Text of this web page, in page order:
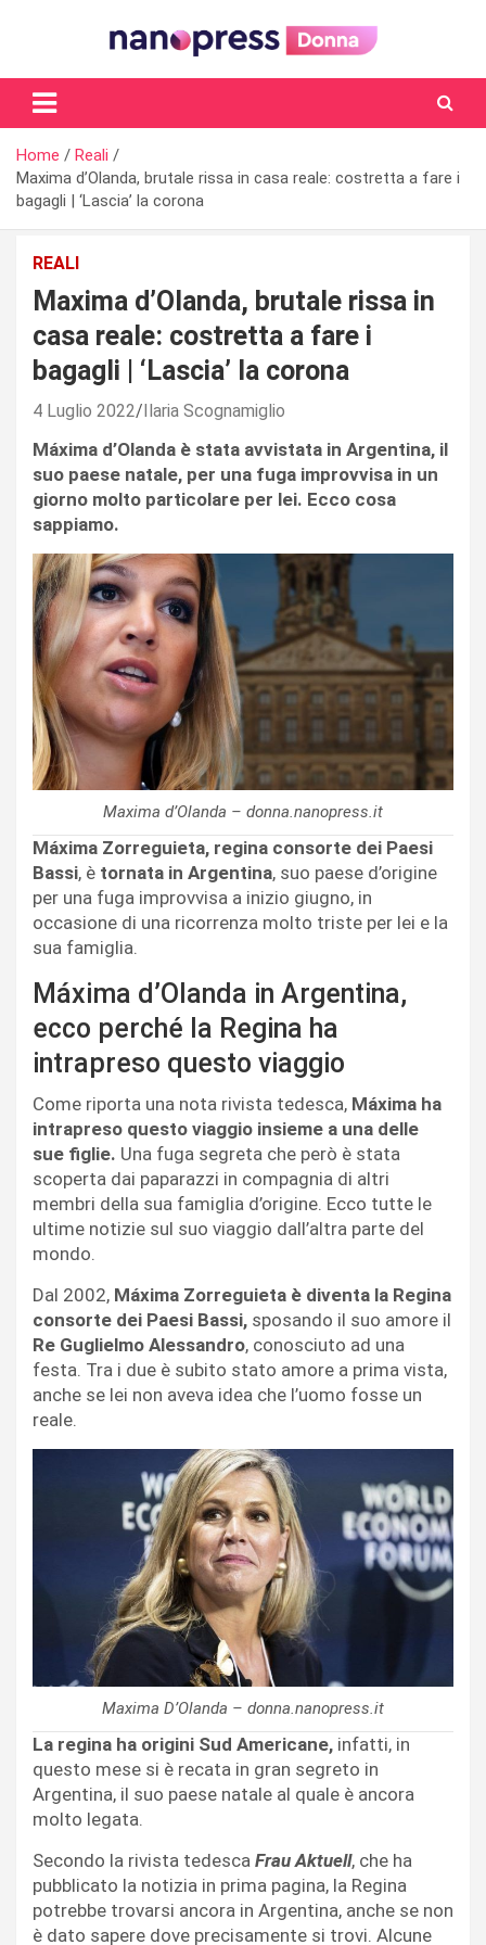
Il magazine femminile di Nanopress.it
Home
Reali
Maxima d’Olanda, brutale rissa in casa reale: costretta a fare i
bagagli | ‘Lascia’ la corona
REALI
Maxima d’Olanda, brutale rissa in
casa reale: costretta a fare i
bagagli | ‘Lascia’ la corona
4 Luglio 2022 Ilaria Scognamiglio
Máxima d’Olanda è stata avvistata in Argentina, il
suo paese natale, per una fuga improvvisa in un
giorno molto particolare per lei. Ecco cosa
sappiamo.
Maxima d’Olanda – donna.nanopress.it
Máxima Zorreguieta, regina consorte dei Paesi
Bassi, è tornata in Argentina, suo paese d’origine
per una fuga improvvisa a inizio giugno, in
occasione di una ricorrenza molto triste per lei e la
sua famiglia.
Máxima d’Olanda in Argentina,
ecco perché la Regina ha
intrapreso questo viaggio
Come riporta una nota rivista tedesca, Máxima ha
intrapreso questo viaggio insieme a una delle
sue figlie. Una fuga segreta che però è stata
scoperta dai paparazzi in compagnia di altri
membri della sua famiglia d’origine. Ecco tutte le
ultime notizie sul suo viaggio dall’altra parte del
mondo.
Dal 2002, Máxima Zorreguieta è diventa la Regina
consorte dei Paesi Bassi, sposando il suo amore il
Re Guglielmo Alessandro, conosciuto ad una
festa. Tra i due è subito stato amore a prima vista,
anche se lei non aveva idea che l’uomo fosse un
reale.
Maxima D’Olanda – donna.nanopress.it
La regina ha origini Sud Americane, infatti, in
questo mese si è recata in gran segreto in
Argentina, il suo paese natale al quale è ancora
molto legata.
Secondo la rivista tedesca Frau Aktuell, che ha
pubblicato la notizia in prima pagina, la Regina
potrebbe trovarsi ancora in Argentina, anche se non
è dato sapere dove precisamente si trovi. Alcune